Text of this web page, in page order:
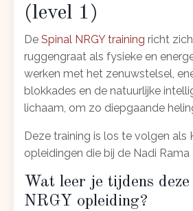
(level 1)
De Spinal NRGY training richt
ruggengraat als fysieke en
werken met het zenuwstelsel,
blokkades en de natuurlijke
lichaam, om zo diepgaande
Deze training is los te volgen als
opleidingen die bij de Nadi Rama
Wat leer je tijdens
NRGY opleiding?